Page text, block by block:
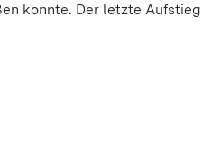
konnte. Der letzte Aufstieg